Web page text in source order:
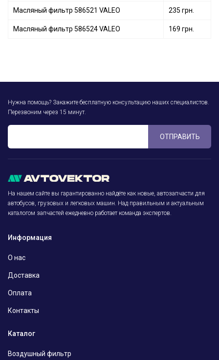
Масляный фильтр 586521 VALEO 235 грн.
Масляный фильтр 586524 VALEO 169 грн.
Нужна помощь? Закажите бесплатную консультацию наших специалистов.
Перезвоним через 15 минут.
ОТПРАВИТЬ
На нашем сайте вы гарантированно найдёте как новые, автозапчасти для
автобусов, грузовых и легковых машин. Над правильным и актуальным
каталогом запчастей ежедневно работает команда экспертов.
Информация
О нас
Доставка
Оплата
Контакты
Каталог
Воздушный фильтр